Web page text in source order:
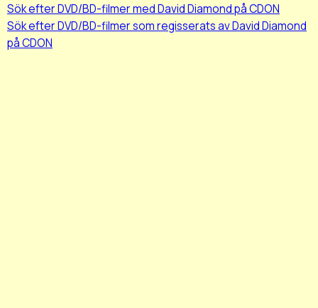
Sök efter DVD/BD-filmer med David Diamond på CDON
Sök efter DVD/BD-filmer som regisserats av David Diamond
på CDON